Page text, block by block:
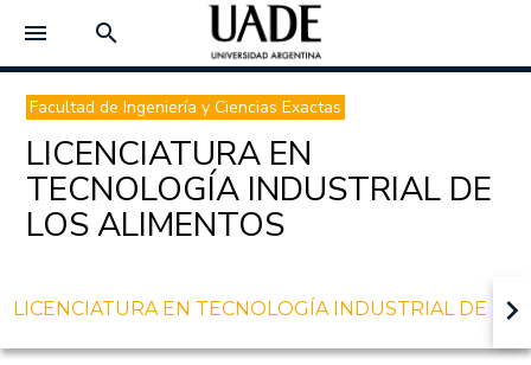
menu search
Facultad de Ingeniería y Ciencias Exactas
LICENCIATURA EN
TECNOLOGÍA INDUSTRIAL DE
LOS ALIMENTOS
LICENCIATURA EN TECNOLOGÍA INDUSTRIAL DE keyboard_arrow_right